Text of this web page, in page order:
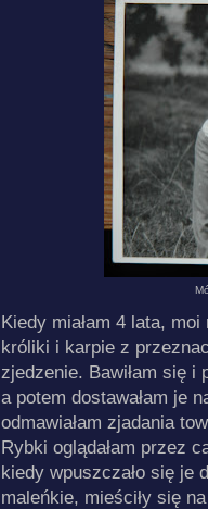
Kiedy miałam 4 lata,
króliki i karpie z
zjedzenie. Bawiłam się i
a potem dostawałam je
odmawiałam zjadania
Rybki oglądałam przez
kiedy wpuszczało się je
maleńkie, mieściły się